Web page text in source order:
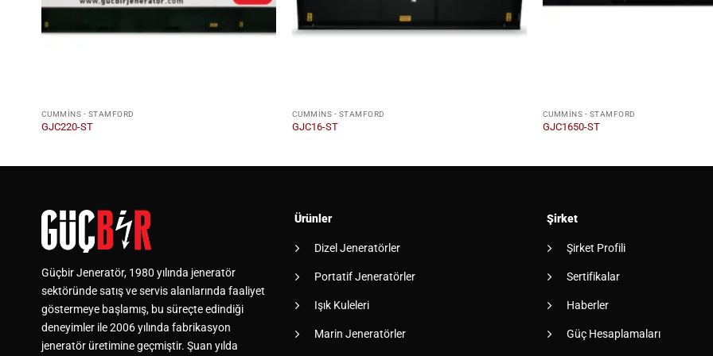
CUMMINS - STAMFORD
GJC220-ST
CUMMINS - STAMFORD
GJC16-ST
CUMMINS - STAMFORD
GJC1650-ST
Güçbir Jeneratör, 1980 yılında jeneratör
sektöründe satış ve servis alanlarında faaliyet
göstermeye başlamış, bu süreçte edindiği
deneyimler ile 2006 yılında fabrikasyon
jeneratör üretimine geçmiştir. Şuan yılda
Ürünler
Dizel Jeneratörler
Portatif Jeneratörler
Işık Kuleleri
Marin Jeneratörler
Şirket
Şirket Profili
Sertifikalar
Haberler
Güç Hesaplamaları